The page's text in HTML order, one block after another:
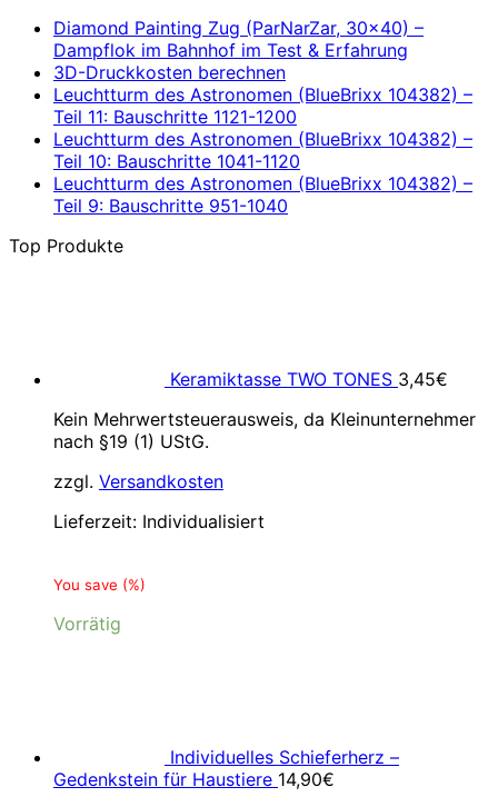
Diamond Painting Zug (ParNarZar, 30×40) –
Dampflok im Bahnhof im Test & Erfahrung
3D-Druckkosten berechnen
Leuchtturm des Astronomen (BlueBrixx 104382) –
Teil 11: Bauschritte 1121-1200
Leuchtturm des Astronomen (BlueBrixx 104382) –
Teil 10: Bauschritte 1041-1120
Leuchtturm des Astronomen (BlueBrixx 104382) –
Teil 9: Bauschritte 951-1040
Top Produkte
Keramiktasse TWO TONES 3,45€
Kein Mehrwertsteuerausweis, da Kleinunternehmer
nach §19 (1) UStG.
zzgl. Versandkosten
Lieferzeit: Individualisiert
You save (%)
Vorrätig
Individuelles Schieferherz –
Gedenkstein für Haustiere 14,90€